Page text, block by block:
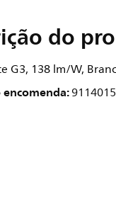
do
G3, 138 lm/W,